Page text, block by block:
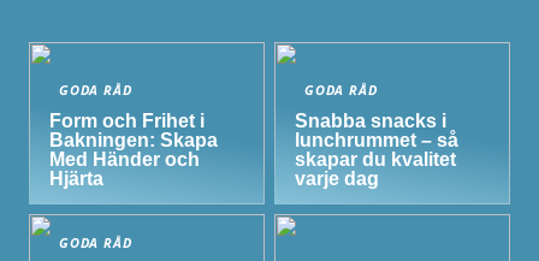
GODA RÅD
Form och Frihet i
Bakningen: Skapa
Med Händer och
Hjärta
GODA RÅD
Snabba snacks i
lunchrummet – så
skapar du kvalitet
varje dag
GODA RÅD